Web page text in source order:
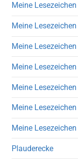
Meine
Meine Lesezeichen
Meine
Meine
Meine
Meine
Meine
Plauderecke